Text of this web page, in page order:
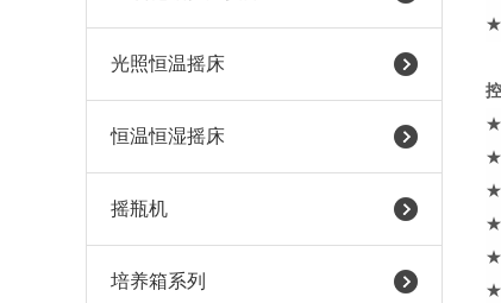
光照恒温摇床
恒温恒湿摇床
摇瓶机
培养箱系列
★
★
★
★
★
★
★